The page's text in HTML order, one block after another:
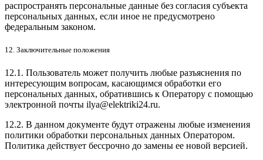
распространять персональные данные без согласия субъекта
персональных данных, если иное не предусмотрено
федеральным законом.
12. Заключительные положения
12.1. Пользователь может получить любые разъяснения по
интересующим вопросам, касающимся обработки его
персональных данных, обратившись к Оператору с помощью
электронной почты ilya@elektriki24.ru.
12.2. В данном документе будут отражены любые изменения
политики обработки персональных данных Оператором.
Политика действует бессрочно до замены ее новой версией.